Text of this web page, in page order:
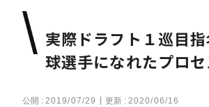
実際ドラフト１巡目
球選手になれたプロセ
公開 : 2019/07/29 更新 : 2020/06/16